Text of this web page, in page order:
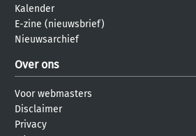
Kalender
E-zine (nieuwsbrief)
Nieuwsarchief
Over ons
Voor webmasters
Disclaimer
Privacy